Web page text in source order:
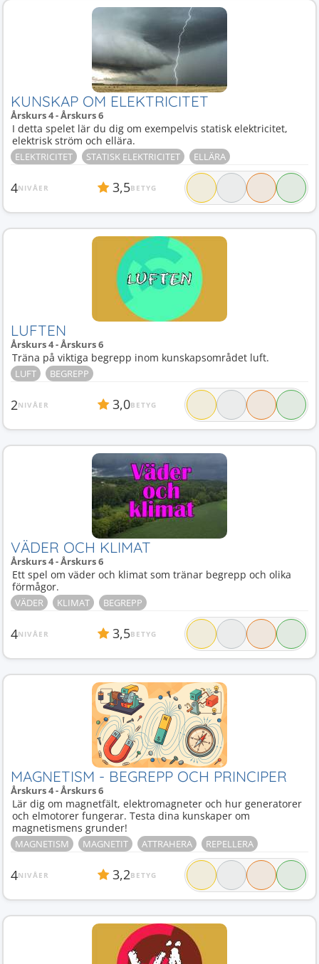
KUNSKAP OM ELEKTRICITET
Årskurs 4 - Årskurs 6
I detta spelet lär du dig om exempelvis statisk elektricitet,
elektrisk ström och ellära.
ELEKTRICITET STATISK ELEKTRICITET ELLÄRA
4NIVÅER 3,5BETYG
LUFTEN
Årskurs 4 - Årskurs 6
Träna på viktiga begrepp inom kunskapsområdet luft.
LUFT BEGREPP
2NIVÅER 3,0BETYG
VÄDER OCH KLIMAT
Årskurs 4 - Årskurs 6
Ett spel om väder och klimat som tränar begrepp och olika
förmågor.
VÄDER KLIMAT BEGREPP
4NIVÅER 3,5BETYG
MAGNETISM - BEGREPP OCH PRINCIPER
Årskurs 4 - Årskurs 6
Lär dig om magnetfält, elektromagneter och hur generatorer
och elmotorer fungerar. Testa dina kunskaper om
magnetismens grunder!
MAGNETISM MAGNETIT ATTRAHERA REPELLERA
4NIVÅER 3,2BETYG